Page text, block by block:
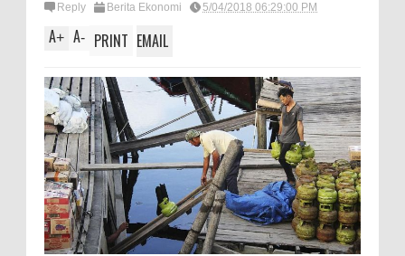
Reply Berita Ekonomi 5/04/2018 06:29:00 PM
A+ A- PRINT EMAIL